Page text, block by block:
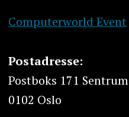
Computerworld Event
Postadresse:
Postboks 171 Sentrum
0102 Oslo